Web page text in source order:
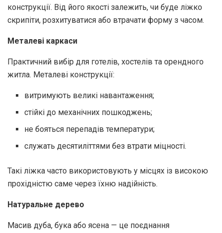
конструкції. Від його якості залежить, чи буде ліжко
скрипіти, розхитуватися або втрачати форму з часом.
Металеві каркаси
Практичний вибір для готелів, хостелів та орендного
житла. Металеві конструкції:
витримують великі навантаження;
стійкі до механічних пошкоджень;
не бояться перепадів температури;
служать десятиліттями без втрати міцності.
Такі ліжка часто використовують у місцях із високою
прохідністю саме через їхню надійність.
Натуральне дерево
Масив дуба, бука або ясена — це поєднання